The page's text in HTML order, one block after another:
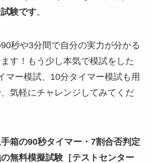
験です。
秒や3分間で自分の実力が分かる
す！もう少し本気で模試をした
マー模試、10分タイマー模試も用
気軽にチャレンジしてみてくだ
手箱の90秒タイマー・7割合否判定
無料模擬試験［テストセンター